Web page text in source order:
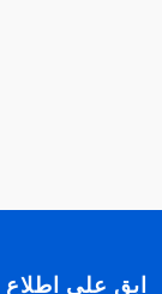
ابق على اطلاع